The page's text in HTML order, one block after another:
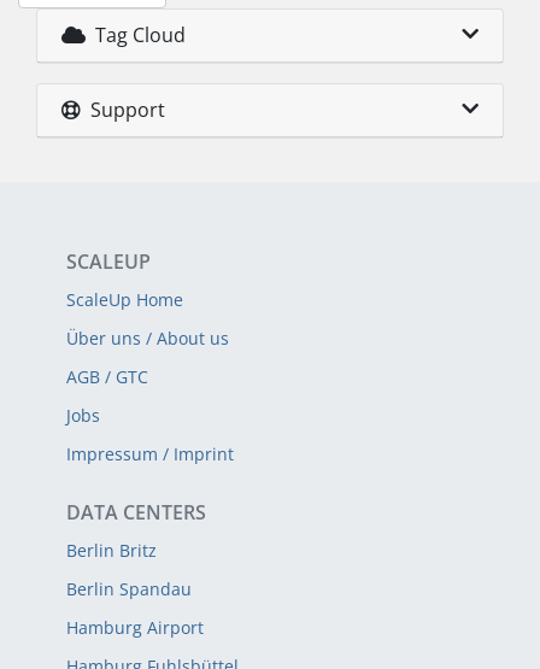
Tag Cloud
Support
SCALEUP
ScaleUp Home
Über uns / About us
AGB / GTC
Jobs
Impressum / Imprint
DATA CENTERS
Berlin Britz
Berlin Spandau
Hamburg Airport